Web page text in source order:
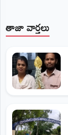
తాజా వార్తలు